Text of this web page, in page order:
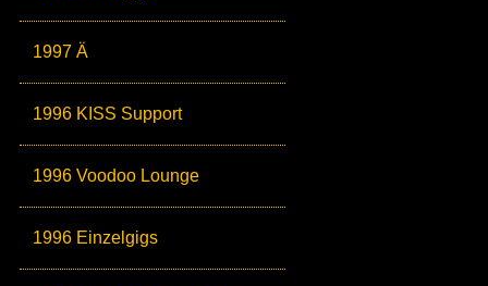
1997 Ä
1996 KISS Support
1996 Voodoo Lounge
1996 Einzelgigs